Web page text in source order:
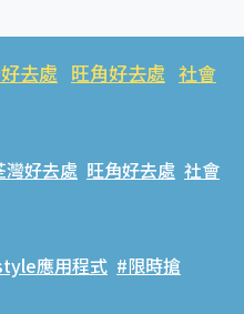
去處 旺角好去處 社會
灣好去處 旺角好去處 社會
應用程式 #限時搶